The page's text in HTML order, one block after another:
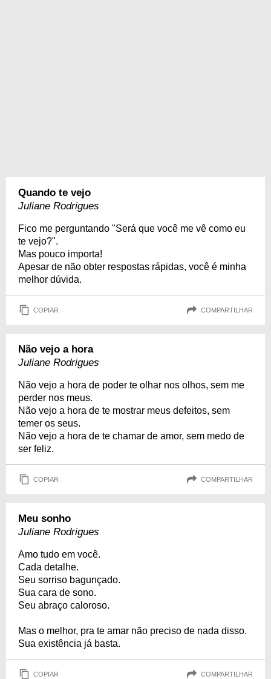
Quando te vejo
Juliane Rodrigues
Fico me perguntando "Será que você me vê como eu
te vejo?".
Mas pouco importa!
Apesar de não obter respostas rápidas, você é minha
melhor dúvida.
COPIAR COMPARTILHAR
Não vejo a hora
Juliane Rodrigues
Não vejo a hora de poder te olhar nos olhos, sem me
perder nos meus.
Não vejo a hora de te mostrar meus defeitos, sem
temer os seus.
Não vejo a hora de te chamar de amor, sem medo de
ser feliz.
COPIAR COMPARTILHAR
Meu sonho
Juliane Rodrigues
Amo tudo em você.
Cada detalhe.
Seu sorriso bagunçado.
Sua cara de sono.
Seu abraço caloroso.
Mas o melhor, pra te amar não preciso de nada disso.
Sua existência já basta.
COPIAR COMPARTILHAR